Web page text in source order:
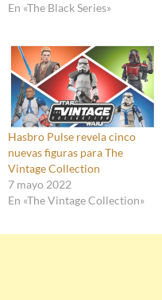
En «The Black Series»
Hasbro Pulse revela cinco
nuevas figuras para The
Vintage Collection
7 mayo 2022
En «The Vintage Collection»